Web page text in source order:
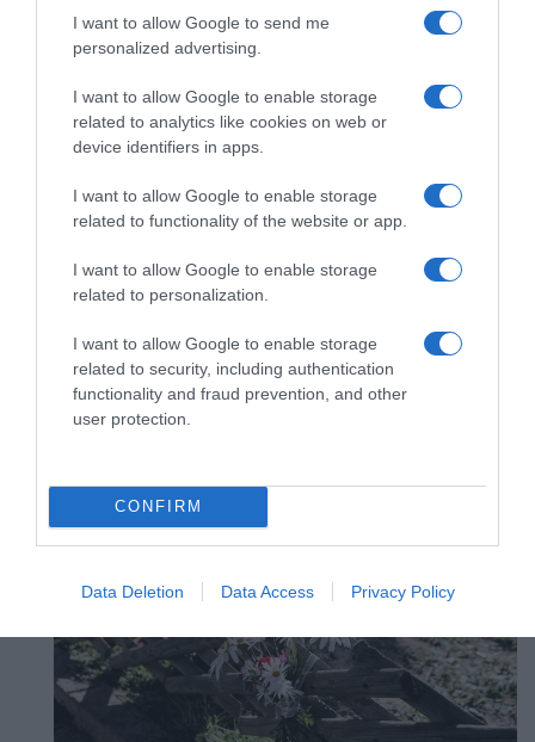
I want to allow Google to send me
personalized advertising.
I want to allow Google to enable storage
related to analytics like cookies on web or
device identifiers in apps.
I want to allow Google to enable storage
related to functionality of the website or app.
I want to allow Google to enable storage
related to personalization.
I want to allow Google to enable storage
related to security, including authentication
functionality and fraud prevention, and other
user protection.
CONFIRM
Data Deletion Data Access Privacy Policy
προέκυψαν από την ιατροδικαστική έκθεση,
πως ο δολοφόνος ήταν δεινός σκοπευτής, με
θανατηφόρες βολές, ενώ προχώρησε σε
«διπλή» χαριστική βολή, καθώς τα δύο
τραύματα στο κεφάλι του θύματος ήταν σε
κοντινή απόσταση.
ΔΙΑΦΗΜΙΣΗ